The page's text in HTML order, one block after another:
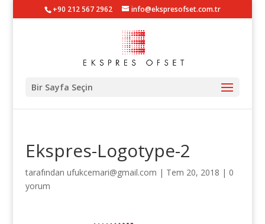
+90 212 567 2962 info@ekspresofset.com.tr
Bir Sayfa Seçin
Ekspres-Logotype-2
tarafından ufukcemari@gmail.com | Tem 20, 2018 | 0
yorum